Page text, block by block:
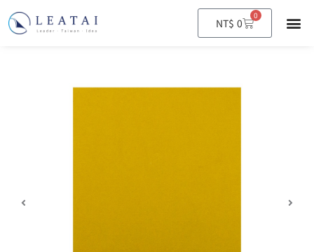
NT$ 0
0
購
物